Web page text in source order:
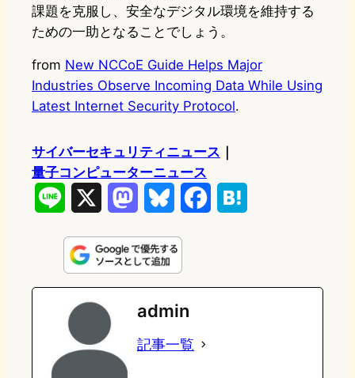
課題を克服し、安全なデジタル環境を維持する
ための一助となることでしょう。
from New NCCoE Guide Helps Major
Industries Observe Incoming Data While Using
Latest Internet Security Protocol.
サイバーセキュリティニュース
量子コンピューターニュース
n
e
s
t
o
d
u
e
s
k
e
e
admin
記事一覧